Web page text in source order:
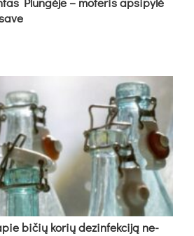
bi­čių ko­rių de­zin­fek­ci­ją ne­